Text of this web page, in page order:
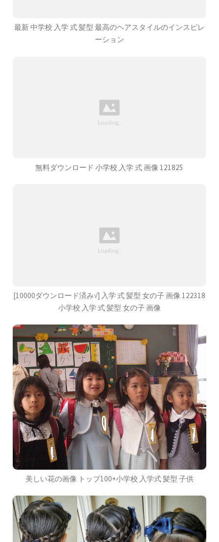
最新 中学校 入学 式 髪型 最高のヘアスタイルのインスピレ
ーション
無料ダウンロード 小学校 入学 式 画像 121825
[10000ダウンロード済み√] 入学 式 髪型 女の子 画像 122318
小学校 入学 式 髪型 女の子 画像
美しい花の画像 トップ100+小学校 入学式 髪型 子供